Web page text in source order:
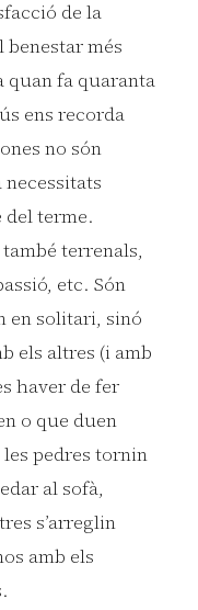
de la
més
quan fa quaranta
ens recorda
no són
terme.
terrenals,
etc. Són
en solitari, sinó
els altres (i amb
haver de fer
o que duen
pedres tornin
al sofà,
s’arreglin
amb els